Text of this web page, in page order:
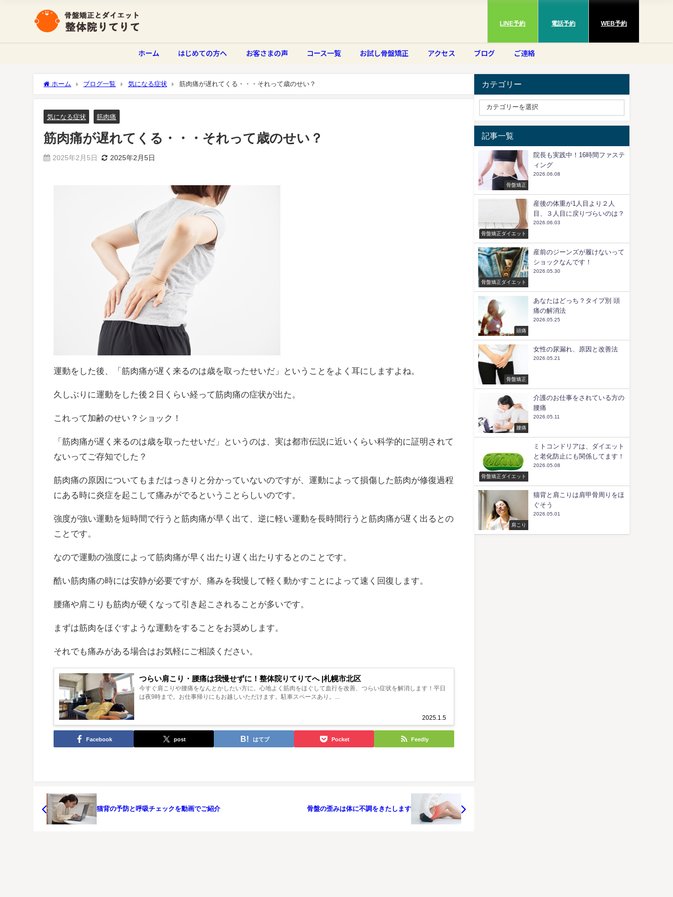
LINE予約 電話予約 WEB予約
ホーム はじめての方へ お客さまの声 コース一覧 お試し骨盤矯正 アクセス ブログ ご連絡
ホーム ブログ一覧 気になる症状 筋肉痛が遅れてくる・・・それって歳のせい？
気になる症状 筋肉痛
筋肉痛が遅れてくる・・・それって歳のせい？
2025年2月5日 2025年2月5日
運動をした後、「筋肉痛が遅く来るのは歳を取ったせいだ」ということをよく耳にしますよね。
久しぶりに運動をした後２日くらい経って筋肉痛の症状が出た。
これって加齢のせい？ショック！
「筋肉痛が遅く来るのは歳を取ったせいだ」というのは、実は都市伝説に近いくらい科学的に証明されて
ないってご存知でした？
筋肉痛の原因についてもまだはっきりと分かっていないのですが、運動によって損傷した筋肉が修復過程
にある時に炎症を起こして痛みがでるということらしいのです。
強度が強い運動を短時間で行うと筋肉痛が早く出て、逆に軽い運動を長時間行うと筋肉痛が遅く出るとの
ことです。
なので運動の強度によって筋肉痛が早く出たり遅く出たりするとのことです。
酷い筋肉痛の時には安静が必要ですが、痛みを我慢して軽く動かすことによって速く回復します。
腰痛や肩こりも筋肉が硬くなって引き起こされることが多いです。
まずは筋肉をほぐすような運動をすることをお奨めします。
それでも痛みがある場合はお気軽にご相談ください。
つらい肩こり・腰痛は我慢せずに！整体院りてりてへ |札幌市北区
2025.1.5
今すぐ肩こりや腰痛をなんとかしたい方に。心地よく筋肉をほぐして血行を改善、つらい症状を解消します！平日
は夜9時まで。お仕事帰りにもお越しいただけます。駐車スペースあり。...
Facebook post はてブ Pocket Feedly
猫背の予防と呼吸チェックを動画でご紹介 骨盤の歪みは体に不調をきたします
カテゴリー
記事一覧
骨盤矯正
院長も実践中！16時間ファステ
ィング
2026.06.08
骨盤矯正ダイエット
産後の体重が1人目より２人
目、３人目に戻りづらいのは？
2026.06.03
骨盤矯正ダイエット
産前のジーンズが履けないって
ショックなんです！
2026.05.30
頭痛
あなたはどっち？タイプ別 頭
痛の解消法
2026.05.25
骨盤矯正
女性の尿漏れ、原因と改善法
2026.05.21
腰痛
介護のお仕事をされている方の
腰痛
2026.05.11
骨盤矯正ダイエット
ミトコンドリアは、ダイエット
と老化防止にも関係してます！
2026.05.08
肩こり
猫背と肩こりは肩甲骨周りをほ
ぐそう
2026.05.01